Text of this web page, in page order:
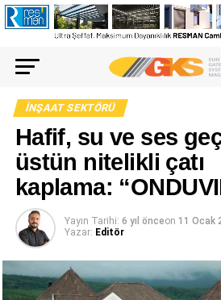
İNŞAAT SEKTÖRÜ
Hafif, su ve ses
üstün nitelikli çatı
kaplama:
Yayın Tarihi: 6 yıl önceon 11 Ocak
Yazar: Editör